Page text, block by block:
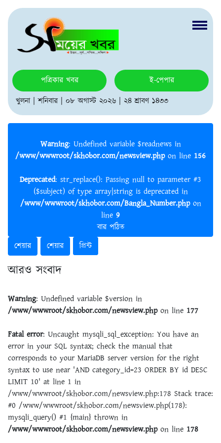
পত্রিকার খবর
ই-পেপার
খুলনা | শনিবার | ০৮ অগাস্ট ২০২৬ | ২৪ শ্রাবণ ১৪৩৩
Warning : Undefined variable $readnews in
/www/wwwroot/skhobor.com/newsview.phpon line 156
Deprecated: str_replace(): Passing null to parameter #3
($subject) of type array|string is deprecated in
/www/wwwroot/skhobor.com/Bangla_Number.phpon
line 9
বার পঠিত
শেয়ার
শেয়ার প্রিন্ট
আরও সংবাদ
Warning: Undefined variable $version in
/www/wwwroot/skhobor.com/newsview.phpon line 177
Fatal error: Uncaught mysqli_sql_exception: You have an
error in your SQL syntax; check the manual that
corresponds to your MariaDB server version for the right
syntax to use near 'AND category_id=23 ORDER BY id DESC
LIMIT 10' at line 1 in
/www/wwwroot/skhobor.com/newsview.php:178 Stack trace:
#0 /www/wwwroot/skhobor.com/newsview.php(178):
mysqli_query() #1 {main} thrown in
/www/wwwroot/skhobor.com/newsview.phpon line 178